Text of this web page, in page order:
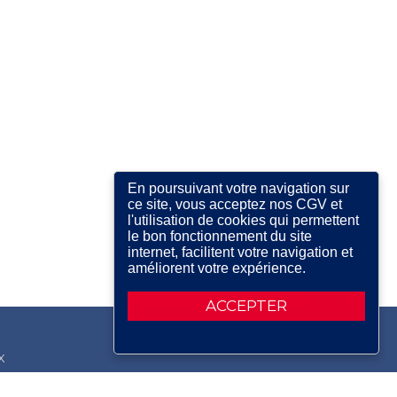
ACCEPTER
En poursuivant votre navigation sur
ce site, vous acceptez nos CGV et
l'utilisation de cookies qui permettent
le bon fonctionnement du site
internet, facilitent votre navigation et
améliorent votre expérience.